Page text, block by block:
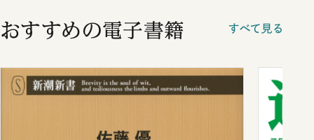
おすすめの電子書籍 すべて見る